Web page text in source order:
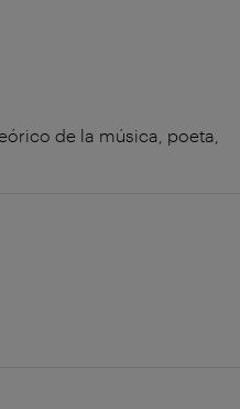
de la música, poeta,